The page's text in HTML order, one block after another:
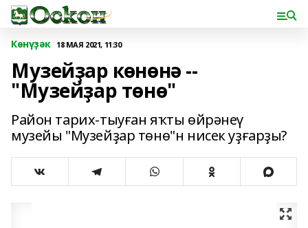
Көнүҙәк 18 МАЯ 2021, 11:30
Музейҙар көнөнә --
"Музейҙар төнө"
Район тарих-тыуған яҡты өйрәнеү
музейы "Музейҙар төнө"н нисек уҙғарҙы?